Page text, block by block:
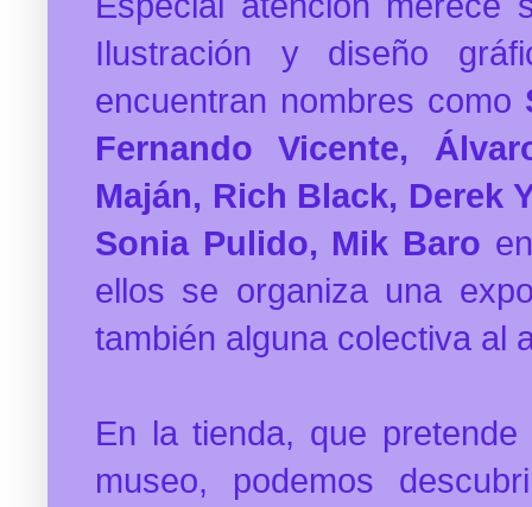
Ilustración y diseño
encuentran nombres como
Fernando Vicente,
Maján, Rich Black, Derek
Sonia Pulido, Mik Baro
ellos se organiza una
también alguna colectiva al
En la tienda, que
museo, podemos